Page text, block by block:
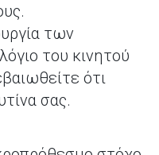
των
του κινητού
ότι
σας.